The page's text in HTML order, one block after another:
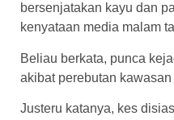
bersenjatakan kayu dan
kenyataan media malam
Beliau berkata, punca
akibat perebutan kawasan
Justeru katanya, kes